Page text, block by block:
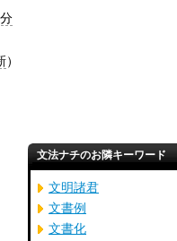
）
文法ナチのお隣キーワード
文明諸君
文書例
文書化